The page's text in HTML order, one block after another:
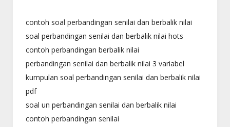
contoh soal perbandingan senilai dan berbalik nilai
soal perbandingan senilai dan berbalik nilai hots
contoh perbandingan berbalik nilai
perbandingan senilai dan berbalik nilai 3 variabel
kumpulan soal perbandingan senilai dan berbalik nilai
pdf
soal un perbandingan senilai dan berbalik nilai
contoh perbandingan senilai